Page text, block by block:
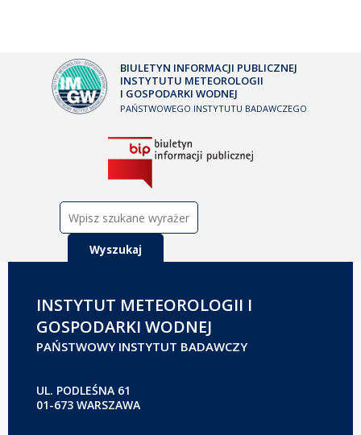
BIULETYN INFORMACJI PUBLICZNEJ
INSTYTUTU METEOROLOGII
I GOSPODARKI WODNEJ
PAŃSTWOWEGO INSTYTUTU BADAWCZEGO
INSTYTUT METEOROLOGII I
GOSPODARKI WODNEJ
PAŃSTWOWY INSTYTUT BADAWCZY
UL. PODLEŚNA 61
01-673 WARSZAWA